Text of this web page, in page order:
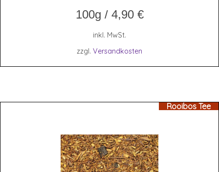
100g / 4,90 €
inkl. MwSt.
zzgl. Versandkosten
Rooibos Tee